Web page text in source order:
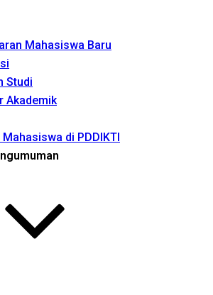
Mahasiswa Baru
Studi
Akademik
di PDDIKTI